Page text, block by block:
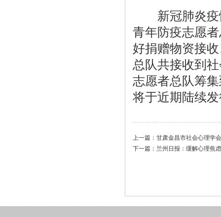
新冠肺炎疫
青年防疫志愿
好捐赠物资接
总队共接收到
志愿者总队筹
将于近期陆续
上一篇： 甘肃金昌市社会心理学
下一篇： 兰州日报：缓解心理焦